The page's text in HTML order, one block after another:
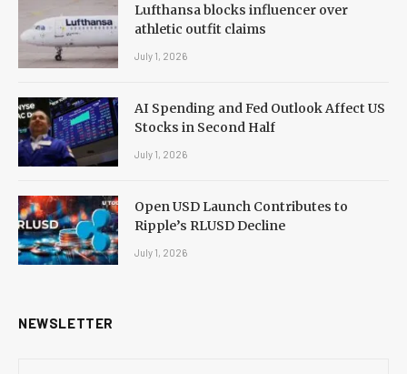
Lufthansa blocks influencer over
athletic outfit claims
July 1, 2026
AI Spending and Fed Outlook Affect US
Stocks in Second Half
July 1, 2026
Open USD Launch Contributes to
Ripple’s RLUSD Decline
July 1, 2026
NEWSLETTER